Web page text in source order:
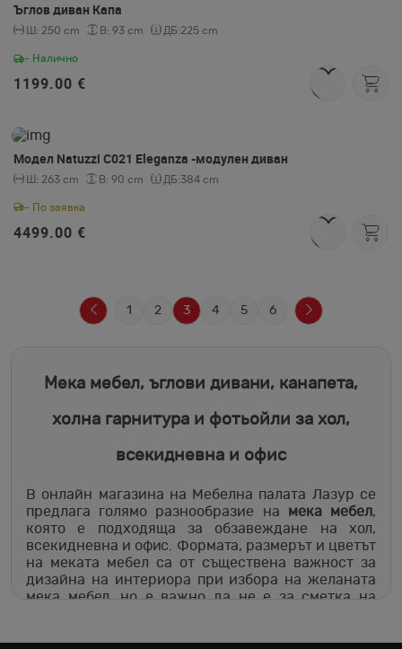
Ъглов диван Капа
Ш: 250 cm В: 93 cm ДБ:225 cm
- Налично
1199.00 €
Модел Natuzzi C021 Eleganza -модулен диван
Ш: 263 cm В: 90 cm ДБ:384 cm
- По заявка
4499.00 €
1 2 3 4 5 6
Мека мебел, ъглови дивани, канапета,
холна гарнитура и фотьойли за хол,
всекидневна и офис
В онлайн магазина на Мебелна палата Лазур се
предлага голямо разнообразие на мека мебел,
която е подходяща за обзавеждане на хол,
всекидневна и офис. Формата, размерът и цветът
на меката мебел са от съществена важност за
дизайна на интериора при избора на желаната
мека мебел, но е важно да не е за сметка на